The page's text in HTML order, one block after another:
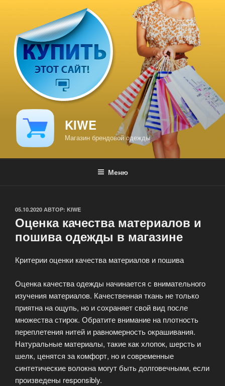
содержимому
KIWE
Магазин брендовой одежды
Меню
ОПУБЛИКОВАНО
05.10.2020 АВТОР: KIWE
Оценка качества материалов и
пошива одежды в магазине
Критерии оценки качества материалов и пошива
Оценка качества одежды начинается с внимательного
изучения материалов. Качественная ткань не только
приятна на ощупь, но и сохраняет свой вид после
множества стирок. Обратите внимание на плотность
переплетения нитей и равномерность окрашивания.
Натуральные материалы, такие как хлопок, шерсть и
шелк, ценятся за комфорт, но и современные
синтетические волокна могут быть долговечными, если
произведены responsibly.